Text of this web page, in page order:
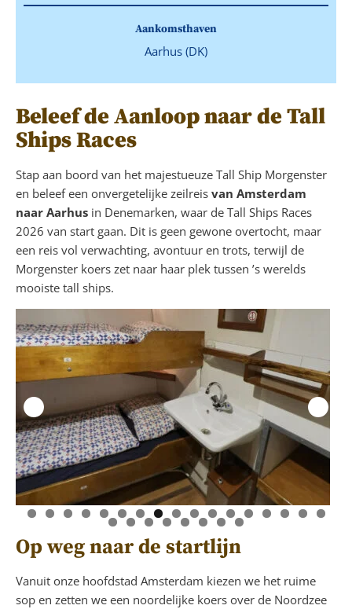
Aankomsthaven
Aarhus (DK)
Beleef de Aanloop naar de Tall
Ships Races
Stap aan boord van het majestueuze Tall Ship Morgenster
en beleef een onvergetelijke zeilreis van Amsterdam
naar Aarhus in Denemarken, waar de Tall Ships Races
2026 van start gaan. Dit is geen gewone overtocht, maar
een reis vol verwachting, avontuur en trots, terwijl de
Morgenster koers zet naar haar plek tussen ’s werelds
mooiste tall ships.
Op weg naar de startlijn
Vanuit onze hoofdstad Amsterdam kiezen we het ruime
sop en zetten we een noordelijke koers over de Noordzee